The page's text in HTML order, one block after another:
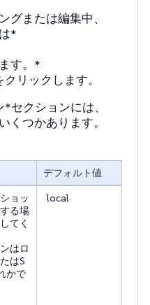
グまたは編集中、
*
す。*
リックします。
セクションには、
くつかあります。
デフォルト値
ョッ
る場
てく
はロ
はS
かで
local